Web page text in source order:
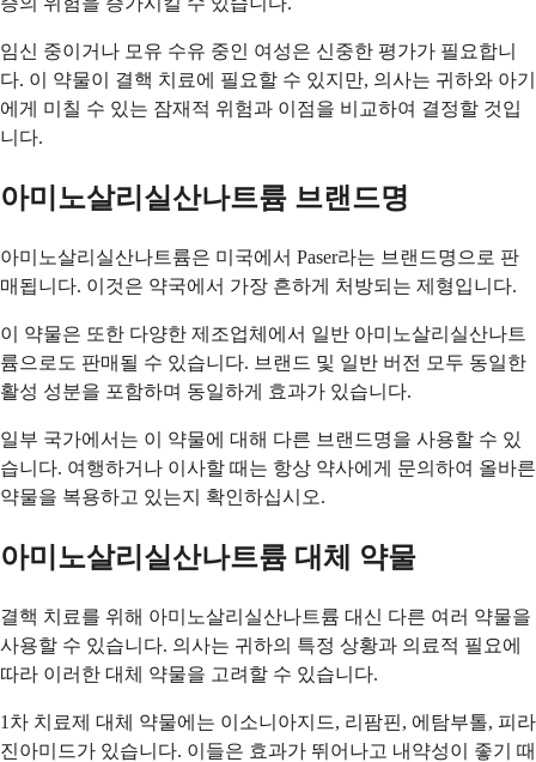
임신 중이거나 모유 수유 중인 여성은 신중한 평가가 필요합니
다. 이 약물이 결핵 치료에 필요할 수 있지만, 의사는 귀하와 아기
에게 미칠 수 있는 잠재적 위험과 이점을 비교하여 결정할 것입
니다.
아미노살리실산나트륨 브랜드명
아미노살리실산나트륨은 미국에서 Paser라는 브랜드명으로 판
매됩니다. 이것은 약국에서 가장 흔하게 처방되는 제형입니다.
이 약물은 또한 다양한 제조업체에서 일반 아미노살리실산나트
륨으로도 판매될 수 있습니다. 브랜드 및 일반 버전 모두 동일한
활성 성분을 포함하며 동일하게 효과가 있습니다.
일부 국가에서는 이 약물에 대해 다른 브랜드명을 사용할 수 있
습니다. 여행하거나 이사할 때는 항상 약사에게 문의하여 올바른
약물을 복용하고 있는지 확인하십시오.
아미노살리실산나트륨 대체 약물
결핵 치료를 위해 아미노살리실산나트륨 대신 다른 여러 약물을
사용할 수 있습니다. 의사는 귀하의 특정 상황과 의료적 필요에
따라 이러한 대체 약물을 고려할 수 있습니다.
1차 치료제 대체 약물에는 이소니아지드, 리팜핀, 에탐부톨, 피라
진아미드가 있습니다. 이들은 효과가 뛰어나고 내약성이 좋기 때